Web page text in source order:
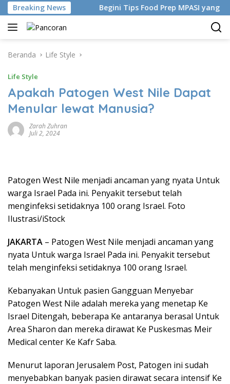
Langsung
ke
konten
Breaking News
China Begini Tips Food Prep MPASI yang
Beranda Life Style
Life Style
Apakah Patogen West Nile Dapat
Menular lewat Manusia?
Zarah Zuhran
Juli 2, 2024
Patogen West Nile menjadi ancaman yang nyata Untuk
warga Israel Pada ini. Penyakit tersebut telah
menginfeksi setidaknya 100 orang Israel. Foto
Ilustrasi/iStock
JAKARTA – Patogen West Nile menjadi ancaman yang
nyata Untuk warga Israel Pada ini. Penyakit tersebut
telah menginfeksi setidaknya 100 orang Israel.
Kebanyakan Untuk pasien Gangguan Menyebar
Patogen West Nile adalah mereka yang menetap Ke
Israel Ditengah, beberapa Ke antaranya berasal Untuk
Area Sharon dan mereka dirawat Ke Puskesmas Meir
Medical center Ke Kafr Saba.
Menurut laporan Jerusalem Post, Patogen ini sudah
menyebabkan banyak pasien dirawat secara intensif Ke